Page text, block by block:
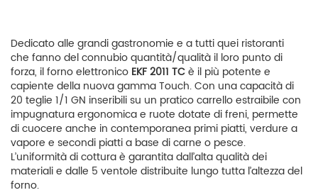
Dedicato alle grandi gastronomie e a tutti quei ristoranti
che fanno del connubio quantità/qualità il loro punto di
forza, il forno elettronico EKF 2011 TCè il più potente e
capiente della nuova gamma Touch. Con una capacità di
20 teglie 1/1 GN inseribili su un pratico carrello estraibile con
impugnatura ergonomica e ruote dotate di freni, permette
di cuocere anche in contemporanea primi piatti, verdure a
vapore e secondi piatti a base di carne o pesce.
L’uniformità di cottura è garantita dall’alta qualità dei
materiali e dalle 5 ventole distribuite lungo tutta l’altezza del
forno.